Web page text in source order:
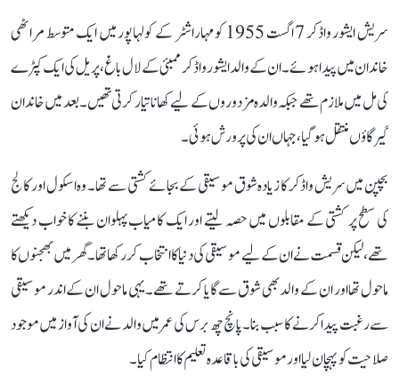
سریش ایشور واڈکر 7 اگست 1955 کو مہاراشٹر کے کولہاپور میں ایک متوسط مراٹھی
خاندان میں پیدا ہوئے۔ ان کے والد ایشور واڈکر ممبئی کے لال باغ، پریل کی ایک کپڑے
کی مل میں ملازم تھے جبکہ والدہ مزدوروں کے لیے کھانا تیار کرتی تھیں۔ بعد میں خاندان
گیرگاؤں منتقل ہو گیا، جہاں ان کی پرورش ہوئی۔
بچپن میں سریش واڈکر کا زیادہ شوق موسیقی کے بجائے کشتی سے تھا۔ وہ اسکول اور کالج
کی سطح پر کشتی کے مقابلوں میں حصہ لیتے اور ایک کامیاب پہلوان بننے کا خواب دیکھتے
تھے، لیکن قسمت نے ان کے لیے موسیقی کی دنیا کا انتخاب کر رکھا تھا۔ گھر میں بھجنوں کا
ماحول تھا اور ان کے والد بھی شوق سے گایا کرتے تھے۔ یہی ماحول ان کے اندر موسیقی
سے رغبت پیدا کرنے کا سبب بنا۔ پانچ چھ برس کی عمر میں والد نے ان کی آواز میں موجود
صلاحیت کو پہچان لیا اور موسیقی کی باقاعدہ تعلیم کا انتظام کیا۔